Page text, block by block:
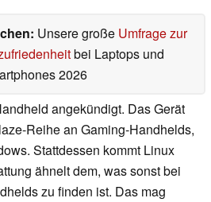
Unsere große Umfrage zur
bei Laptops und
2026
angekündigt. Das Gerät
Reihe an Gaming-Handhelds,
Stattdessen kommt Linux
ähnelt dem, was sonst bei
zu finden ist. Das mag